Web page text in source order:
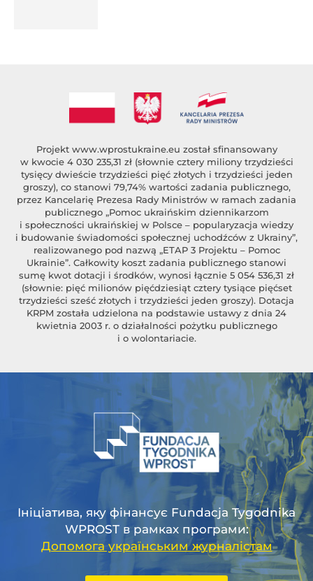
Projekt www.wprostukraine.eu został sfinansowany
w kwocie 4 030 235,31 zł (słownie cztery miliony trzydzieści
tysięcy dwieście trzydzieści pięć złotych i trzydzieści jeden
groszy), co stanowi 79,74% wartości zadania publicznego,
przez Kancelarię Prezesa Rady Ministrów w ramach zadania
publicznego „Pomoc ukraińskim dziennikarzom
i społeczności ukraińskiej w Polsce – popularyzacja wiedzy
i budowanie świadomości społecznej uchodźców z Ukrainy”,
realizowanego pod nazwą „ETAP 3 Projektu – Pomoc
Ukrainie”. Całkowity koszt zadania publicznego stanowi
sumę kwot dotacji i środków, wynosi łącznie 5 054 536,31 zł
(słownie: pięć milionów pięćdziesiąt cztery tysiące pięćset
trzydzieści sześć złotych i trzydzieści jeden groszy). Dotacja
KRPM została udzielona na podstawie ustawy z dnia 24
kwietnia 2003 r. o działalności pożytku publicznego
i o wolontariacie.
Ініціатива, яку фінансує Fundacja Tygodnika
WPROST в рамках програми:
Допомога українським журналістам